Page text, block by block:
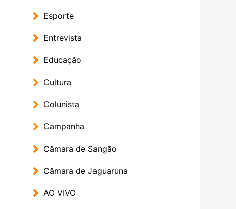
Esporte
Entrevista
Educação
Cultura
Colunista
Campanha
Câmara de Sangão
Câmara de Jaguaruna
AO VIVO